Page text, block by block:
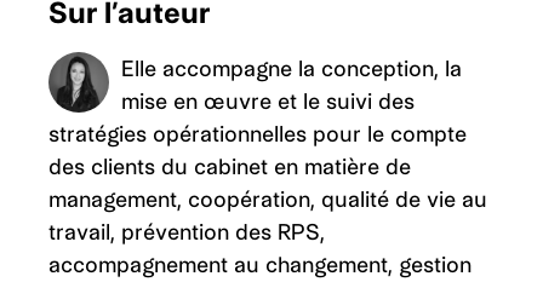
Sur l’auteur
Elle accompagne la conception, la
mise en œuvre et le suivi des
stratégies opérationnelles pour le compte
des clients du cabinet en matière de
management, coopération, qualité de vie au
travail, prévention des RPS,
accompagnement au changement, gestion